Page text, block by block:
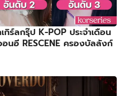
ร์ลกรุ๊ป K-POP ประจำเดือน
อี RESCENE ครองบัลลังก์